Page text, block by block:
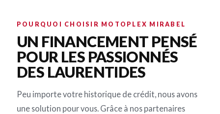
POURQUOI CHOISIR MOTOPLEX MIRABEL
UN FINANCEMENT PENSÉ
POUR LES PASSIONNÉS
DES LAURENTIDES
Peu importe votre historique de crédit, nous avons
une solution pour vous. Grâce à nos partenaires